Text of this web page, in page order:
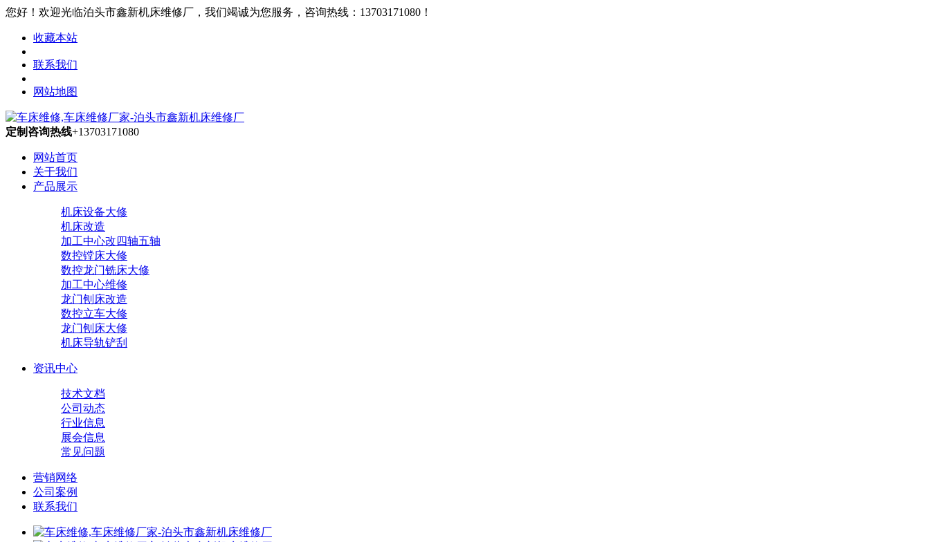
您好！欢迎光临泊头市鑫新机床维修厂，我们竭诚为您服务，咨询热线：13703171080！
收藏本站
联系我们
网站地图
定制咨询热线+13703171080
网站首页
关于我们
产品展示
机床设备大修
机床改造
加工中心改四轴五轴
数控镗床大修
数控龙门铣床大修
加工中心维修
龙门刨床改造
数控立车大修
龙门刨床大修
机床导轨铲刮
资讯中心
技术文档
公司动态
行业信息
展会信息
常见问题
营销网络
公司案例
联系我们